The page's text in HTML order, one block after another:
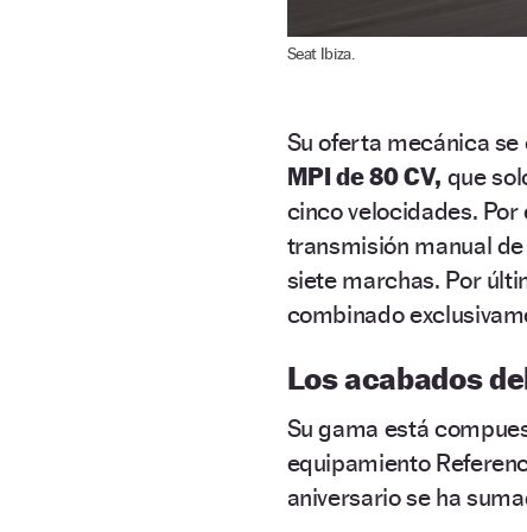
Seat Ibiza.
Su oferta mecánica
MPI de 80 CV, que
cinco velocidades.
transmisión manual
siete marchas. Por
combinado
Los acabados
Su gama está
equipamiento
aniversario se ha